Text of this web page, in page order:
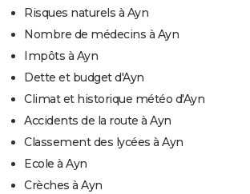
Risques naturels à Ayn
Nombre de médecins à Ayn
Impôts à Ayn
Dette et budget d'Ayn
Climat et historique météo d'Ayn
Accidents de la route à Ayn
Classement des lycées à Ayn
Ecole à Ayn
Crèches à Ayn